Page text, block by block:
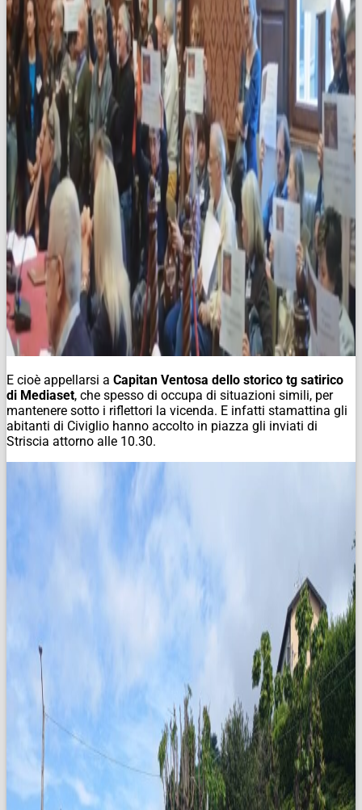
E cioè appellarsi a Capitan Ventosa dello storico tg satirico
di Mediaset, che spesso di occupa di situazioni simili, per
mantenere sotto i riflettori la vicenda. E infatti stamattina gli
abitanti di Civiglio hanno accolto in piazza gli inviati di
Striscia attorno alle 10.30.